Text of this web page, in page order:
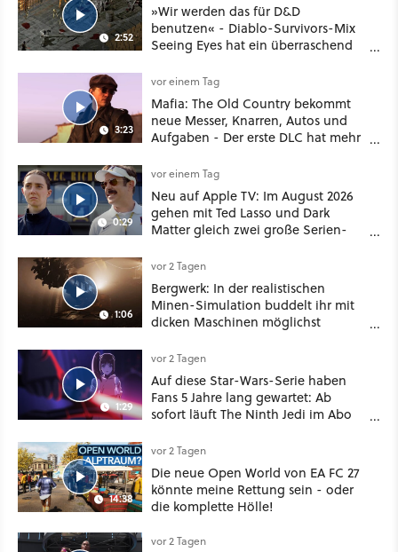
2:52
»Wir werden das für D&D
benutzen« - Diablo-Survivors-Mix
Seeing Eyes hat ein überraschend
3:23
vor einem Tag
Mafia: The Old Country bekommt
neue Messer, Knarren, Autos und
Aufgaben - Der erste DLC hat mehr
0:29
vor einem Tag
Neu auf Apple TV: Im August 2026
gehen mit Ted Lasso und Dark
Matter gleich zwei große Serien-
1:06
vor 2 Tagen
Bergwerk: In der realistischen
Minen-Simulation buddelt ihr mit
dicken Maschinen möglichst
1:29
vor 2 Tagen
Auf diese Star-Wars-Serie haben
Fans 5 Jahre lang gewartet: Ab
sofort läuft The Ninth Jedi im Abo
14:38
vor 2 Tagen
Die neue Open World von EA FC 27
könnte meine Rettung sein - oder
die komplette Hölle!
vor 2 Tagen